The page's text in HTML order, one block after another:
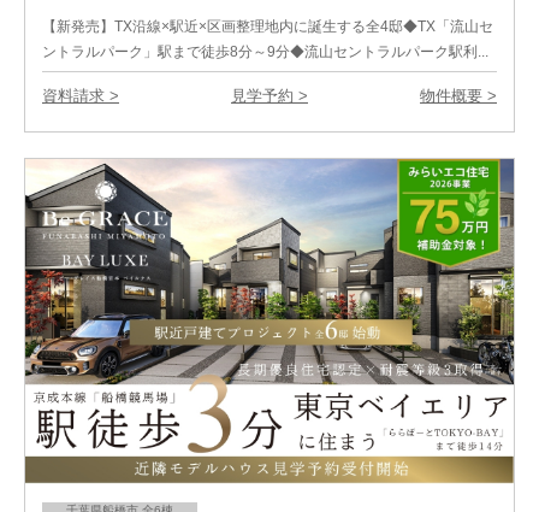
【新発売】TX沿線×駅近×区画整理地内に誕生する全4邸◆TX「流山セ
ントラルパーク」駅まで徒歩8分～9分◆流山セントラルパーク駅利...
資料請求 > 見学予約 > 物件概要 >